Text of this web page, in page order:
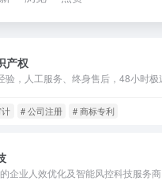
产权
# 公司注册 # 商标专利
企业人效优化及智能风控科技服务商